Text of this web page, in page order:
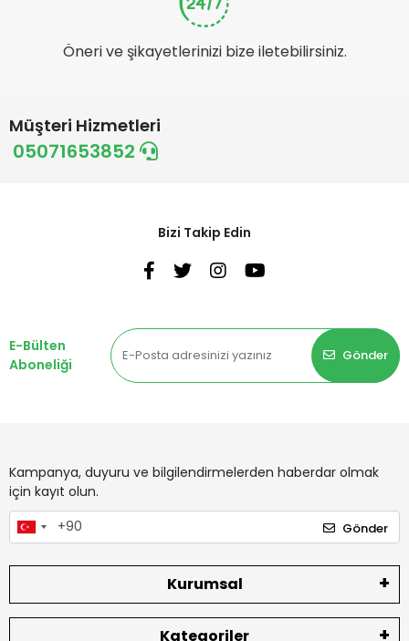
Öneri ve şikayetlerinizi bize iletebilirsiniz.
Müşteri Hizmetleri
05071653852
Bizi Takip Edin
E-Bülten
Aboneliği
Gönder
Kampanya, duyuru ve bilgilendirmelerden haberdar olmak
için kayıt olun.
Gönder
Kurumsal
Kategoriler